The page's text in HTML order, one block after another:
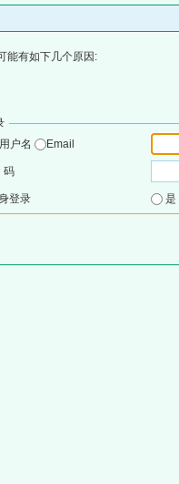
能有如下几个原因:
用户名
Email
码
登录